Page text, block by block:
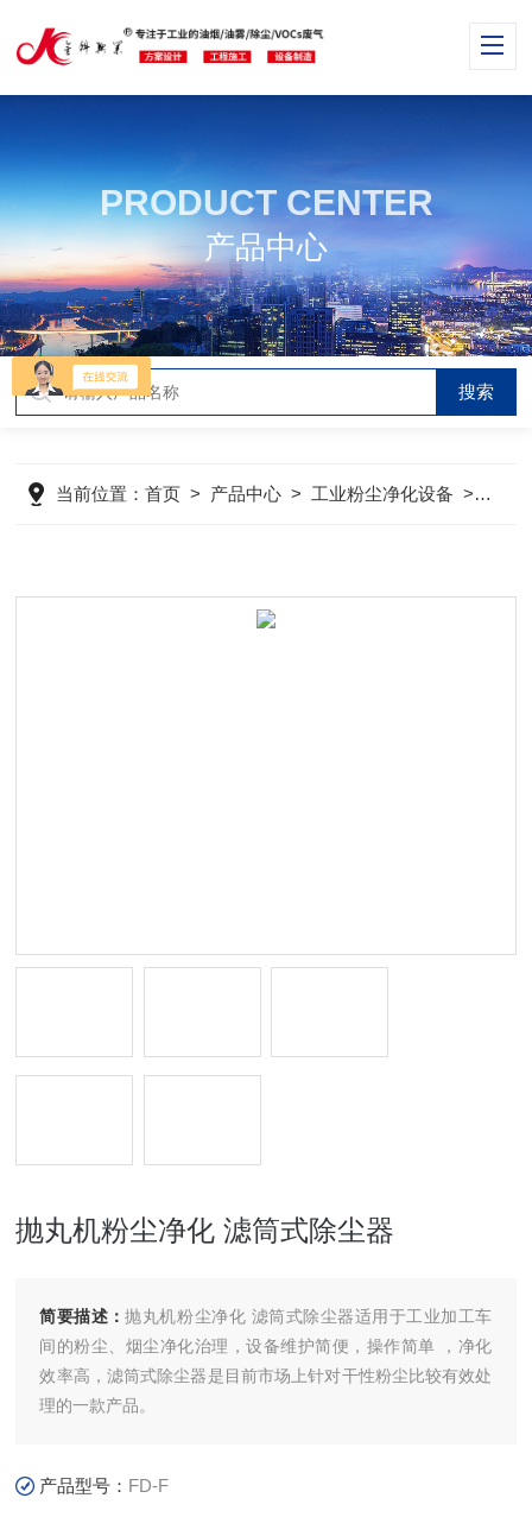
PRODUCT CENTER
产品中心
当前位置：首页 > 产品中心 > 工业粉尘净化设备 > 滤筒
抛丸机粉尘净化 滤筒式除尘器
简要描述：抛丸机粉尘净化 滤筒式除尘器适用于工业加工车
间的粉尘、烟尘净化治理，设备维护简便，操作简单 ，净化
效率高，滤筒式除尘器是目前市场上针对干性粉尘比较有效处
理的一款产品。
产品型号： FD-F